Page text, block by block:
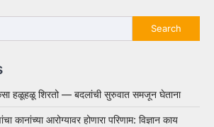
Search
हळूहळू शिरतो — बदलांची सुरुवात समजून घेताना
आरोग्यावर होणारा परिणाम: विज्ञान काय